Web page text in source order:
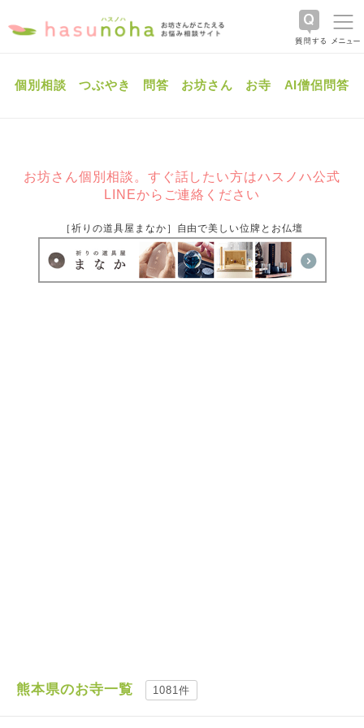
個別相談 つぶやき 問答 お坊さん お寺 AI僧侶問答
お坊さん個別相談。すぐ話したい方はハスノハ公式
LINEからご連絡ください
［祈りの道具屋まなか］自由で美しい位牌とお仏壇
熊本県のお寺一覧 1081件